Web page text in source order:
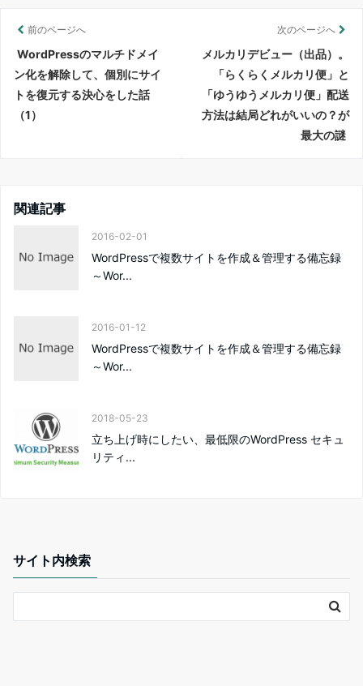
前のページへ
WordPressのマルチドメイ
ン化を解除して、個別にサイ
トを復元する決心をした話
（1）
次のページへ
メルカリデビュー（出品）。
「らくらくメルカリ便」と
「ゆうゆうメルカリ便」配送
方法は結局どれがいいの？が
最大の謎
関連記事
2016-02-01
WordPressで複数サイトを作成＆管理する備忘録
～Wor...
2016-01-12
WordPressで複数サイトを作成＆管理する備忘録
～Wor...
2018-05-23
立ち上げ時にしたい、最低限のWordPress セキュ
リティ...
サイト内検索